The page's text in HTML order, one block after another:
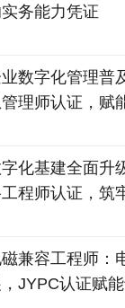
务能力凭证
数字化管理普
理师认证，赋
化基建全面升
程师认证，筑
兼容工程师：
，JYPC认证赋